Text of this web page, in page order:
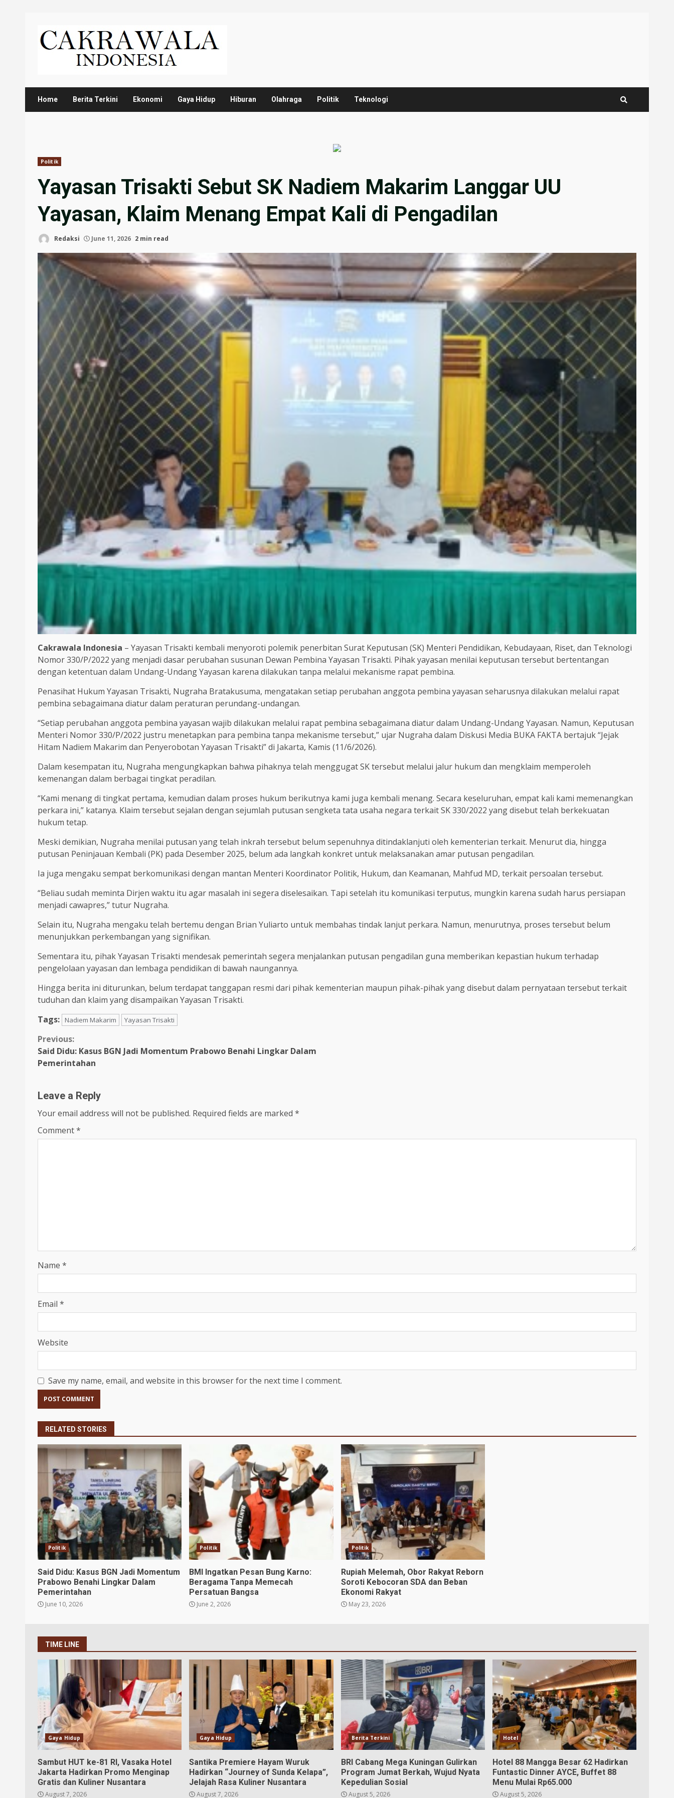
content
Home Berita Terkini Ekonomi Gaya Hidup Hiburan Olahraga Politik Teknologi
Politik
Yayasan Trisakti Sebut SK Nadiem Makarim Langgar UU
Yayasan, Klaim Menang Empat Kali di Pengadilan
Redaksi June 11, 2026 2 min read
Cakrawala Indonesia – Yayasan Trisakti kembali menyoroti polemik penerbitan Surat Keputusan (SK) Menteri Pendidikan, Kebudayaan, Riset, dan Teknologi
Nomor 330/P/2022 yang menjadi dasar perubahan susunan Dewan Pembina Yayasan Trisakti. Pihak yayasan menilai keputusan tersebut bertentangan
dengan ketentuan dalam Undang-Undang Yayasan karena dilakukan tanpa melalui mekanisme rapat pembina.
Penasihat Hukum Yayasan Trisakti, Nugraha Bratakusuma, mengatakan setiap perubahan anggota pembina yayasan seharusnya dilakukan melalui rapat
pembina sebagaimana diatur dalam peraturan perundang-undangan.
“Setiap perubahan anggota pembina yayasan wajib dilakukan melalui rapat pembina sebagaimana diatur dalam Undang-Undang Yayasan. Namun, Keputusan
Menteri Nomor 330/P/2022 justru menetapkan para pembina tanpa mekanisme tersebut,” ujar Nugraha dalam Diskusi Media BUKA FAKTA bertajuk “Jejak
Hitam Nadiem Makarim dan Penyerobotan Yayasan Trisakti” di Jakarta, Kamis (11/6/2026).
Dalam kesempatan itu, Nugraha mengungkapkan bahwa pihaknya telah menggugat SK tersebut melalui jalur hukum dan mengklaim memperoleh
kemenangan dalam berbagai tingkat peradilan.
“Kami menang di tingkat pertama, kemudian dalam proses hukum berikutnya kami juga kembali menang. Secara keseluruhan, empat kali kami memenangkan
perkara ini,” katanya. Klaim tersebut sejalan dengan sejumlah putusan sengketa tata usaha negara terkait SK 330/2022 yang disebut telah berkekuatan
hukum tetap.
Meski demikian, Nugraha menilai putusan yang telah inkrah tersebut belum sepenuhnya ditindaklanjuti oleh kementerian terkait. Menurut dia, hingga
putusan Peninjauan Kembali (PK) pada Desember 2025, belum ada langkah konkret untuk melaksanakan amar putusan pengadilan.
Ia juga mengaku sempat berkomunikasi dengan mantan Menteri Koordinator Politik, Hukum, dan Keamanan, Mahfud MD, terkait persoalan tersebut.
“Beliau sudah meminta Dirjen waktu itu agar masalah ini segera diselesaikan. Tapi setelah itu komunikasi terputus, mungkin karena sudah harus persiapan
menjadi cawapres,” tutur Nugraha.
Selain itu, Nugraha mengaku telah bertemu dengan Brian Yuliarto untuk membahas tindak lanjut perkara. Namun, menurutnya, proses tersebut belum
menunjukkan perkembangan yang signifikan.
Sementara itu, pihak Yayasan Trisakti mendesak pemerintah segera menjalankan putusan pengadilan guna memberikan kepastian hukum terhadap
pengelolaan yayasan dan lembaga pendidikan di bawah naungannya.
Hingga berita ini diturunkan, belum terdapat tanggapan resmi dari pihak kementerian maupun pihak-pihak yang disebut dalam pernyataan tersebut terkait
tuduhan dan klaim yang disampaikan Yayasan Trisakti.
Tags:
Nadiem Makarim Yayasan Trisakti
Continue
Reading
Previous:
Said Didu: Kasus BGN Jadi Momentum Prabowo Benahi Lingkar Dalam
Pemerintahan
Leave a Reply
Your email address will not be published. Required fields are marked *
Comment*
Name *
Email *
Website
Save my name, email, and website in this browser for the next time I comment.
RELATED STORIES
Politik
Said Didu: Kasus BGN Jadi Momentum
Prabowo Benahi Lingkar Dalam
Pemerintahan
June 10, 2026
Politik
BMI Ingatkan Pesan Bung Karno:
Beragama Tanpa Memecah
Persatuan Bangsa
June 2, 2026
Politik
Rupiah Melemah, Obor Rakyat Reborn
Soroti Kebocoran SDA dan Beban
Ekonomi Rakyat
May 23, 2026
TIME LINE
Gaya Hidup
Sambut HUT ke-81 RI, Vasaka Hotel
Jakarta Hadirkan Promo Menginap
Gratis dan Kuliner Nusantara
August 7, 2026
Gaya Hidup
Santika Premiere Hayam Wuruk
Hadirkan “Journey of Sunda Kelapa”,
Jelajah Rasa Kuliner Nusantara
August 7, 2026
Berita Terkini
BRI Cabang Mega Kuningan Gulirkan
Program Jumat Berkah, Wujud Nyata
Kepedulian Sosial
August 5, 2026
Hotel
Hotel 88 Mangga Besar 62 Hadirkan
Funtastic Dinner AYCE, Buffet 88
Menu Mulai Rp65.000
August 5, 2026